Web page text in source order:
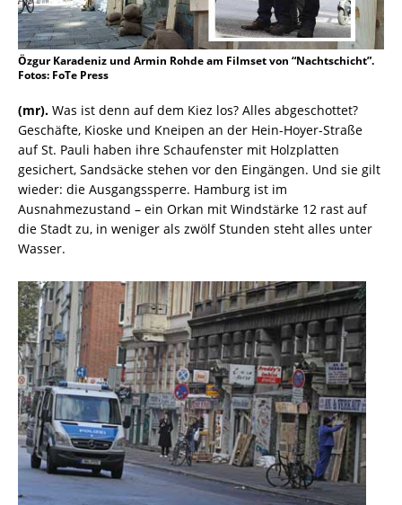
Özgur Karadeniz und Armin Rohde am Filmset von “Nachtschicht”.
Fotos: FoTe Press
(mr). Was ist denn auf dem Kiez los? Alles abgeschottet?
Geschäfte, Kioske und Kneipen an der Hein-Hoyer-Straße
auf St. Pauli haben ihre Schaufenster mit Holzplatten
gesichert, Sandsäcke stehen vor den Eingängen. Und sie gilt
wieder: die Ausgangssperre. Hamburg ist im
Ausnahmezustand – ein Orkan mit Windstärke 12 rast auf
die Stadt zu, in weniger als zwölf Stunden steht alles unter
Wasser.